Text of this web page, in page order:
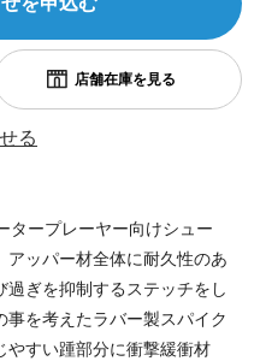
る
タープレーヤー向けシュー
アッパー材全体に耐久性のあ
ぎを抑制するステッチをし
事を考えたラバー製スパイク
やすい踵部分に衝撃緩衝材